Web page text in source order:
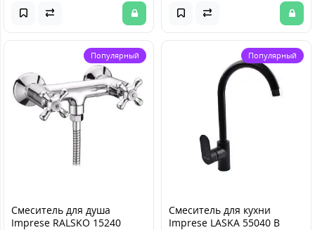
Популярный
Смеситель для душа
Imprese RALSKO 15240
Популярный
Смеситель для кухни
Imprese LASKA 55040 B